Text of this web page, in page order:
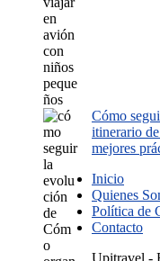
Cómo
itinerario
mejores
Inicio
Quienes
Política de
Contacto